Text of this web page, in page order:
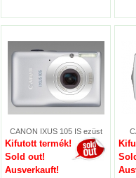
CANON IXUS 105 IS ezüst
Kifutott termék!
Sold out!
Ausverkauft!